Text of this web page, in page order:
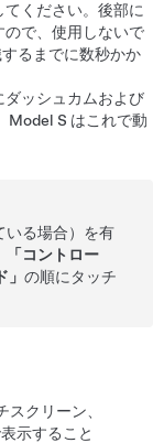
ください。後部に
ので、使用しないで
るまでに数秒かか
ダッシュカムおよび
Model S はこれで動
いる場合） を有
「コントロー
」の順にタッチ
クリーン、
示すること